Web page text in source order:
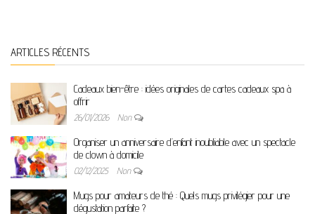
ARTICLES RÉCENTS
Cadeaux bien-être : idées originales de cartes cadeaux spa à
offrir
26/01/2026 Non
Organiser un anniversaire d’enfant inoubliable avec un spectacle
de clown à domicile
02/12/2025 Non
Mugs pour amateurs de thé : Quels mugs privilégier pour une
dégustation parfaite ?